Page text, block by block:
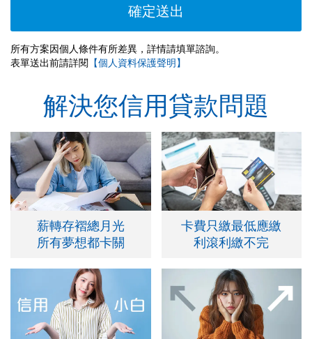
所有方案因個人條件有所差異，詳情請填單諮詢。
表單送出前請詳閱 【個人資料保護聲明】
解決您信用貸款問題
薪轉存褶總月光
所有夢想都卡關
卡費只繳最低應繳
利滾利繳不完